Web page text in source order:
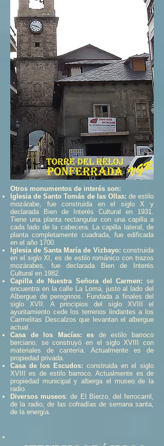
Otros monumentos de interés son:
Iglesia de Santo Tomás de las Ollas: de estilo
mozárabe, fue construida en el siglo X y
declarada Bien de Interés Cultural en 1931.
Tiene una planta rectangular con una capilla a
cada lado de la cabecera. La capilla lateral, de
planta completamente cuadrada, fue edificada
en el año 1700.
Iglesia de Santa María de Vizbayo: construida
en el siglo XI, es de estilo románico con trazos
mozárabes, fue declarada Bien de Interés
Cultural en 1982.
Capilla de Nuestra Señora del Carmen: se
encuentra en la calle La Loma, justo al lado del
Albergue de peregrinos. Fundada a finales del
siglo XVII. A principios del siglo XVIII el
ayuntamiento cede los terrenos lindantes a los
Carmelitas Descalzos que levantan el albergue
actual.
Casa de los Macías: es de estilo barroco
berciano, se construyó en el siglo XVIII con
materiales de cantería. Actualmente es de
propiedad privada.
Casa de los Escudos: construida en el siglo
XVIII es de estilo barroco. Actualmente es de
propiedad municipal y alberga el museo de la
radio.
Diversos museos: de El Bierzo, del ferrocarril,
de la radio, de las cofradías de semana santa,
de la energía.